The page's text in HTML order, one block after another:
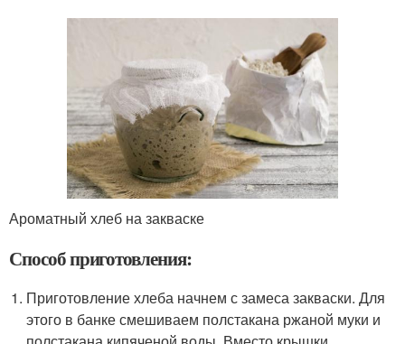
Ароматный хлеб на закваске
Способ приготовления:
Приготовление хлеба начнем с замеса закваски. Для
этого в банке смешиваем полстакана ржаной муки и